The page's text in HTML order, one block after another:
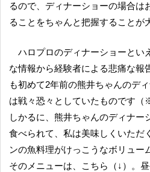
るので、ディナーショーの場合は
ることをちゃんと把握することが
ハロプロのディナーショーといえば、ネット上には怪しげ
な情報から経験者による悲痛な報
も初めて2年前の熊井ちゃんのデ
は戦々恐々としていたものです（
しかるに、熊井ちゃんのディナー
食べられて、私は美味しくいただ
ンの魚料理がけっこうなボリュー
そのメニューは、こちら（↓）。